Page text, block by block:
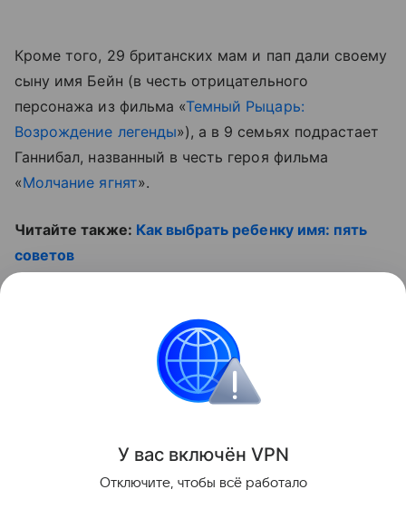
Кроме того, 29 британских мам и пап дали своему
сыну имя Бейн (в честь отрицательного
персонажа из фильма «Темный Рыцарь:
Возрождение легенды»), а в 9 семьях подрастает
Ганнибал, названный в честь героя фильма
«Молчание ягнят».
Читайте также: Как выбрать ребенку имя: пять
советов
Контент недоступен
Поделиться
У вас включён VPN
Отключите, чтобы всё работало